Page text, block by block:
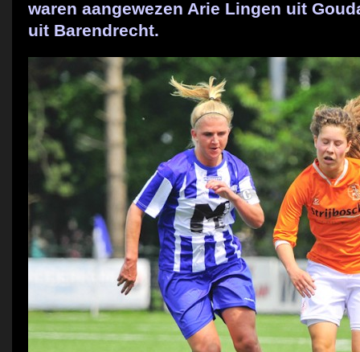
waren aangewezen Arie Lingen uit
uit Barendrecht.